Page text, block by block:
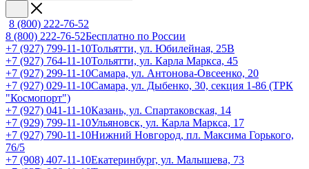
8 (800) 222-76-52
8 (800) 222-76-52Бесплатно по России
+7 (927) 799-11-10Тольятти, ул. Юбилейная, 25В
+7 (927) 764-11-10Тольятти, ул. Карла Маркса, 45
+7 (927) 299-11-10Самара, ул. Антонова-Овсеенко, 20
+7 (927) 029-11-10Самара, ул. Дыбенко, 30, секция 1-86 (ТРК
"Космопорт")
+7 (927) 041-11-10Казань, ул. Спартаковская, 14
+7 (929) 799-11-10Ульяновск, ул. Карла Маркса, 17
+7 (927) 790-11-10Нижний Новгород, пл. Максима Горького,
76/5
+7 (908) 407-11-10Екатеринбург, ул. Малышева, 73